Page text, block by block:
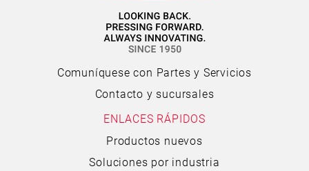
Comuníquese con Partes y Servicios
Contacto y sucursales
ENLACES RÁPIDOS
Productos nuevos
Soluciones por industria